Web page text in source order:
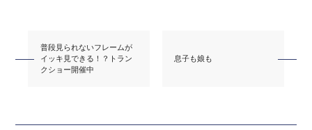
普段見られないフレームが
イッキ見できる！？トラン
クショー開催中
息子も娘も